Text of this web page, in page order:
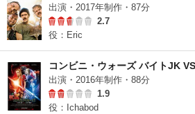
出演・2017年制作・87分
2.7
役：Eric
コンビニ・ウォーズ バイトJK
出演・2016年制作・88分
1.9
役：Ichabod